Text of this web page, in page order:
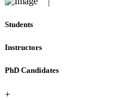
Students
Instructors
PhD Candidates
+